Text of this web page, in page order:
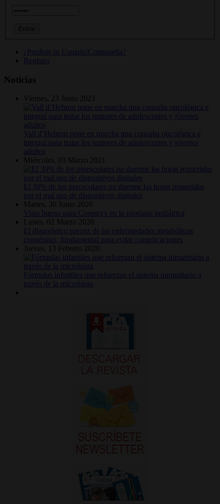
¿Perdiste tu Usuario/Contraseña?
Registro
Noticias
Viernes, 23 Junio 2023
Vall d’Hebron pone en marcha una consulta oncológica e
integral para tratar los tumores de adolescentes y jóvenes
adultos
Miércoles, 03 Marzo 2021
El 30% de los preescolares no duerme las horas requeridas
por el mal uso de dispositivos digitales
Martes, 30 Junio 2020
Visto bueno para Cosentyx en la psoriasis pediátrica
Lunes, 02 Marzo 2020
El diagnóstico precoz de las enfermedades metabólicas
congénitas, fundamental para evitar complicaciones
Jueves, 13 Febrero 2020
Fórmulas infantiles que refuerzan el sistema inmunitario a
través de la microbiota